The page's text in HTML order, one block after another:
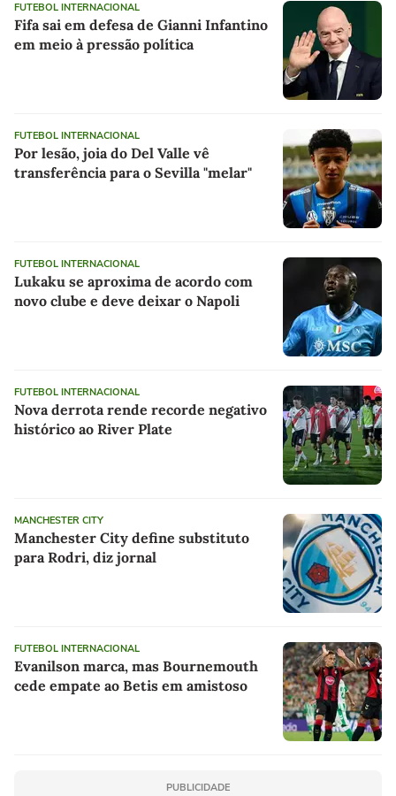
FUTEBOL INTERNACIONAL
Fifa sai em defesa de Gianni Infantino
em meio à pressão política
FUTEBOL INTERNACIONAL
Por lesão, joia do Del Valle vê
transferência para o Sevilla "melar"
FUTEBOL INTERNACIONAL
Lukaku se aproxima de acordo com
novo clube e deve deixar o Napoli
FUTEBOL INTERNACIONAL
Nova derrota rende recorde negativo
histórico ao River Plate
MANCHESTER CITY
Manchester City define substituto
para Rodri, diz jornal
FUTEBOL INTERNACIONAL
Evanilson marca, mas Bournemouth
cede empate ao Betis em amistoso
PUBLICIDADE